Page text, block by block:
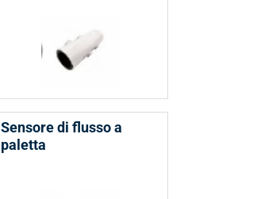
Sensore di flusso a
paletta